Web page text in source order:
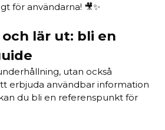
för användarna! 🎥✨
lär ut: bli en
utan också
erbjuda användbar information
du bli en referenspunkt för